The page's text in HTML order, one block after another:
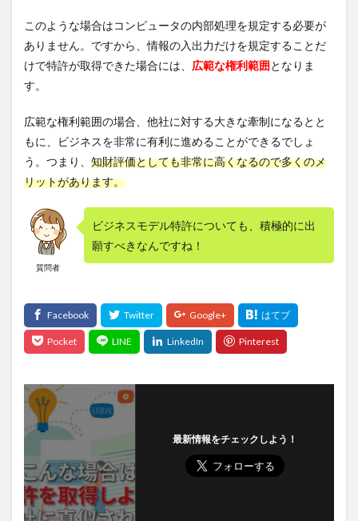
このような場合はコンピュータの内部処理を規定する必要が
ありません。ですから、情報の入出力だけを規定することだ
けで特許が取得できた場合には、 広範な権利範囲となりま
す。
広範な権利範囲の場合、他社に対する大きな牽制になるとと
もに、ビジネスを非常に有利に進めることができるでしょ
う。つまり、 知財評価としても非常に高くなるので多くのメ
リットがあります。
質問者
ビジネスモデル特許についても、積極的に出
願すべきなんですね！
最新情報をチェックしよう！